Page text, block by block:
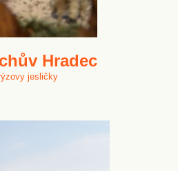
Hradec
jesličky